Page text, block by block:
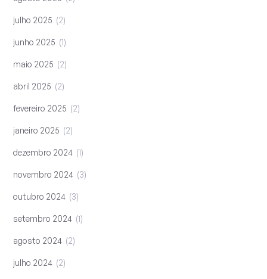
julho 2025 2
junho 2025 1
maio 2025 2
abril 2025 2
fevereiro 2025 2
janeiro 2025 2
dezembro 2024 1
novembro 2024 3
outubro 2024 3
setembro 2024 1
agosto 2024 2
julho 2024 2